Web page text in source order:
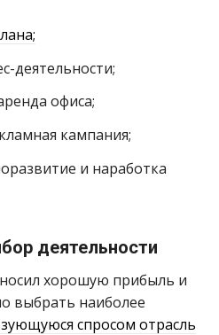
деятельности;
офиса;
кампания;
и наработка
деятельности
хорошую прибыль и
выбрать наиболее
спросом отрасль